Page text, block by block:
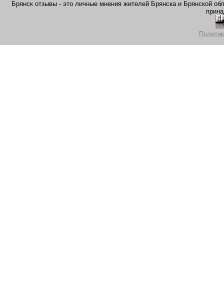
Брянск отзывы - это личные мнения жителей Брянска и Брянской